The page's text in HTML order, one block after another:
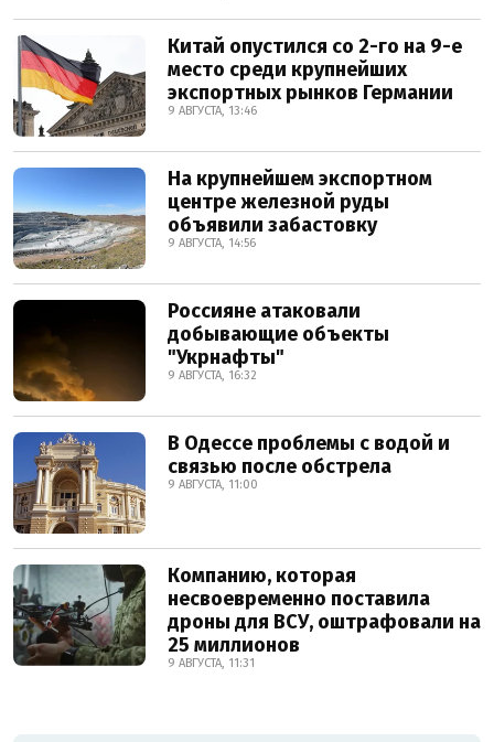
Китай опустился со 2-го на 9-е
место среди крупнейших
экспортных рынков Германии
9 АВГУСТА, 13:46
На крупнейшем экспортном
центре железной руды
объявили забастовку
9 АВГУСТА, 14:56
Россияне атаковали
добывающие объекты
"Укрнафты"
9 АВГУСТА, 16:32
В Одессе проблемы с водой и
связью после обстрела
9 АВГУСТА, 11:00
Компанию, которая
несвоевременно поставила
дроны для ВСУ, оштрафовали на
25 миллионов
9 АВГУСТА, 11:31